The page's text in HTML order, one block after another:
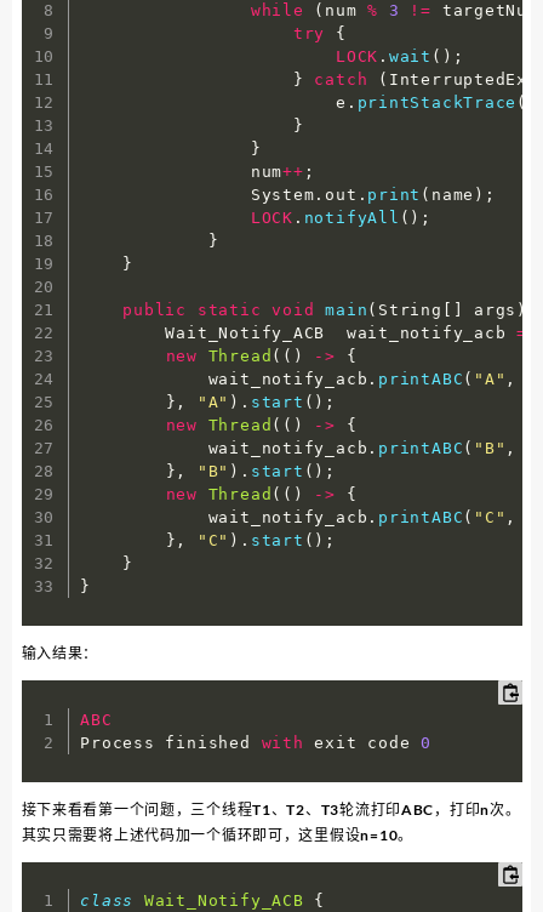
while
( num % 3 != targetNum
try
{
LOCK . wait ( ) ;
}
catch (
                        e
. printStackTrace (
}
}
                num
++ ;
                System
. out . print ( name ) ;
LOCK . notifyAll ( ) ;
}
}
public static void main ( String args )
        Wait_Notify_ACB  wait_notify_acb
=
new
Thread ( ( ) ->
{
            wait_notify_acb
. printABC ( "A" ,
} , "A" ) . start ( ) ;
new
Thread ( ( ) ->
{
            wait_notify_acb
. printABC ( "B" ,
} , "B" ) . start ( ) ;
new
Thread ( ( ) ->
{
            wait_notify_acb
. printABC ( "C" ,
} , "C" ) . start ( ) ;
}
}
输入结果：
ABC
Process finished with exit code 0
接下来看看第一个问题，三个线程T1、T2、T3轮流打印ABC，打印n次。
其实只需要将上述代码加一个循环即可，这里假设n=10。
class Wait_Notify_ACB {